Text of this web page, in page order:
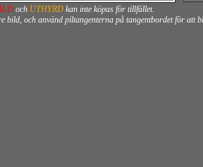
och UTHYRD kan inte köpas för tillfället.
bild, och använd piltangenterna på tangentbordet för att